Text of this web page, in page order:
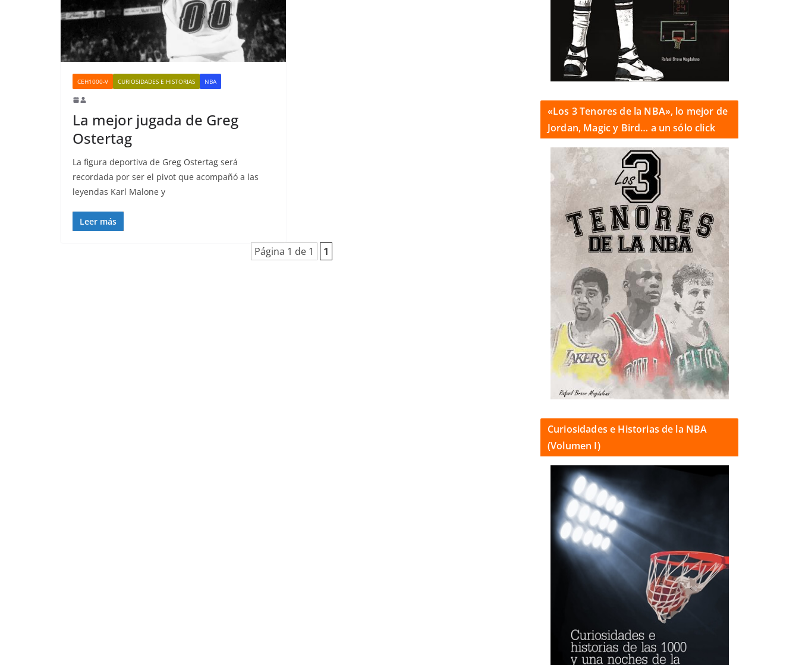
CEH1000-V CURIOSIDADES E HISTORIAS NBA
La mejor jugada de Greg
Ostertag
La figura deportiva de Greg Ostertag será
recordada por ser el pivot que acompañó a las
leyendas Karl Malone y
Leer más
Página 1 de 1 1
«Los 3 Tenores de la NBA», lo mejor de
Jordan, Magic y Bird… a un sólo click
Curiosidades e Historias de la NBA
(Volumen I)